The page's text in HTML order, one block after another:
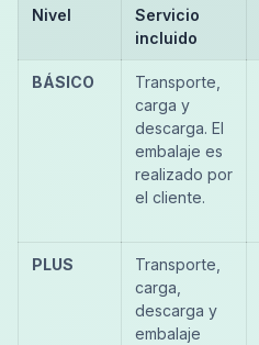
Nivel
Servicio
incluido
BÁSICO
Transporte,
carga y
descarga. El
embalaje es
realizado por
el cliente.
PLUS
Transporte,
carga,
descarga y
embalaje